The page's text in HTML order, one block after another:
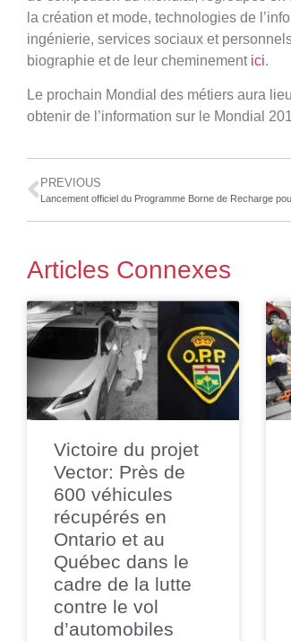
la création et mode, technologies de
ingénierie, services sociaux et
biographie et de leur cheminement ici.
Le prochain Mondial des métiers aura
obtenir de l’information sur le Mondial
PREVIOUS
Articles Connexes
Victoire du projet
Vector: Près de
600 véhicules
récupérés en
Ontario et au
Québec dans le
cadre de la lutte
contre le vol
d’automobiles